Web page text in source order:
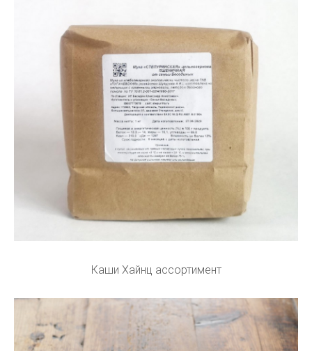
Каши Хайнц ассортимент